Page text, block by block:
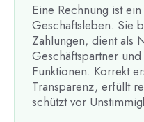
Eine Rechnung ist
Geschäftsleben. Sie
Zahlungen, dient als
Geschäftspartner
Funktionen. Korrekt
Transparenz, erfüllt
schützt vor